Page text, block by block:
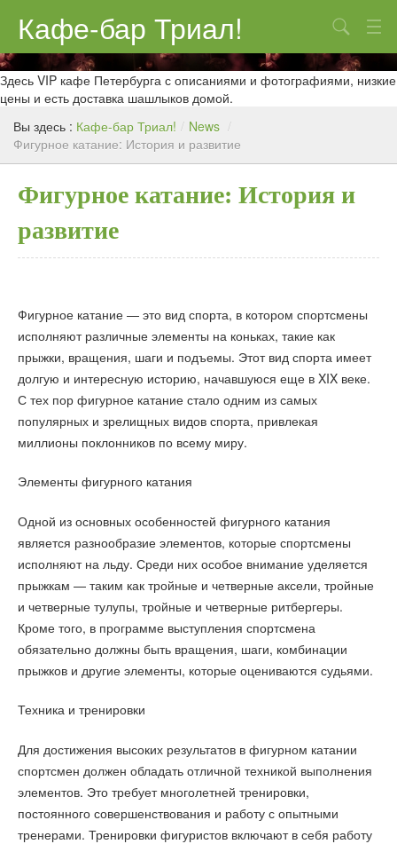
Кафе-бар Триал!
О нас
Меню
Контакты
Поиск
Здесь VIP кафе Петербурга с описаниями и фотографиями, низкие
цены и есть доставка шашлыков домой.
Вы здесь : Кафе-бар Триал! / News /
Фигурное катание: История и развитие
Фигурное катание: История и
развитие
Фигурное катание — это вид спорта, в котором спортсмены
исполняют различные элементы на коньках, такие как
прыжки, вращения, шаги и подъемы. Этот вид спорта имеет
долгую и интересную историю, начавшуюся еще в XIX веке.
С тех пор фигурное катание стало одним из самых
популярных и зрелищных видов спорта, привлекая
миллионы поклонников по всему миру.
Элементы фигурного катания
Одной из основных особенностей фигурного катания
является разнообразие элементов, которые спортсмены
исполняют на льду. Среди них особое внимание уделяется
прыжкам — таким как тройные и четверные аксели, тройные
и четверные тулупы, тройные и четверные ритбергеры.
Кроме того, в программе выступления спортсмена
обязательно должны быть вращения, шаги, комбинации
прыжков и другие элементы, которые оцениваются судьями.
Техника и тренировки
Для достижения высоких результатов в фигурном катании
спортсмен должен обладать отличной техникой выполнения
элементов. Это требует многолетней тренировки,
постоянного совершенствования и работу с опытными
тренерами. Тренировки фигуристов включают в себя работу